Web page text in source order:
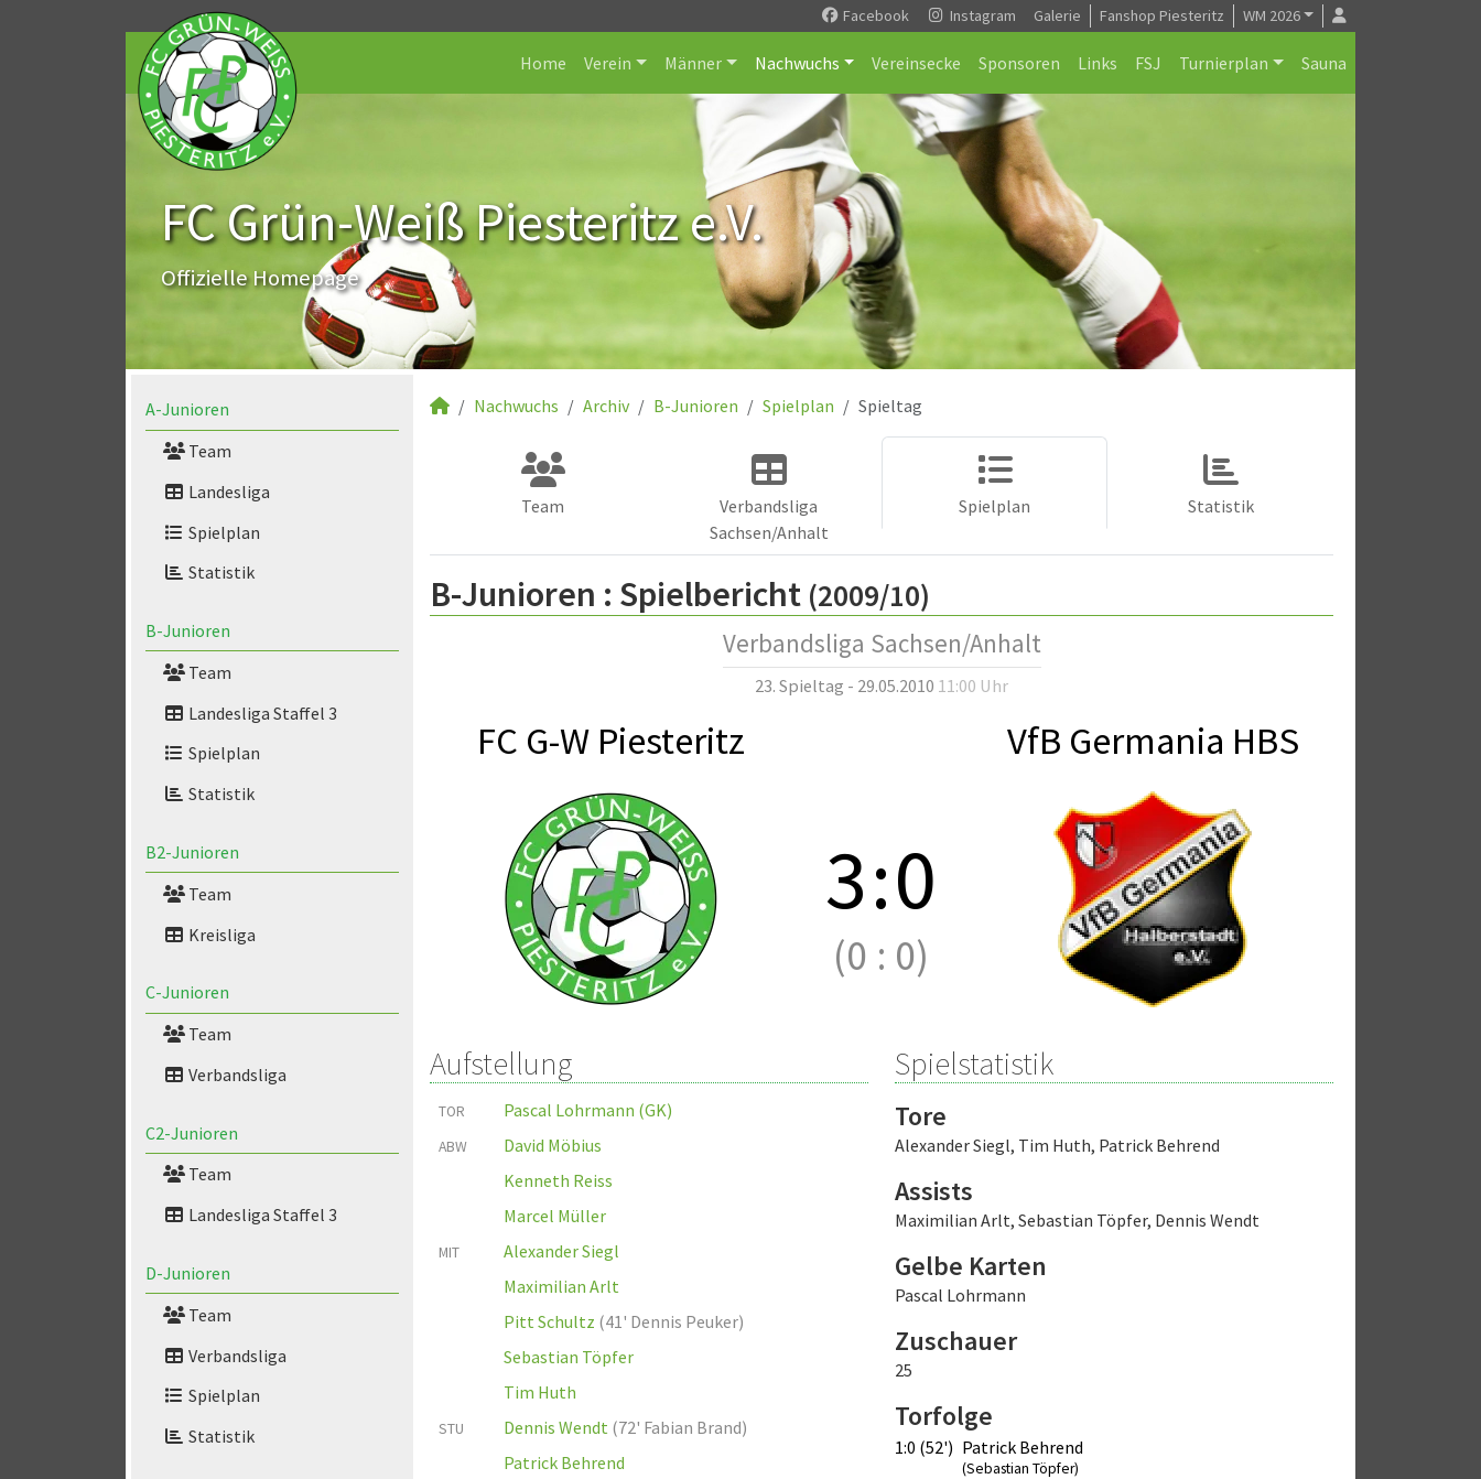
Facebook Instagram Galerie Fanshop Piesteritz WM 2026
Home Verein Männer Nachwuchs Vereinsecke Sponsoren Links FSJ Turnierplan Sauna
FC Grün-Weiß Piesteritz e.V.
Offizielle Homepage
A-Junioren
Team
Landesliga
Spielplan
Statistik
B-Junioren
Team
Landesliga Staffel 3
Spielplan
Statistik
B2-Junioren
Team
Kreisliga
C-Junioren
Team
Verbandsliga
C2-Junioren
Team
Landesliga Staffel 3
D-Junioren
Team
Verbandsliga
Spielplan
Statistik
Nachwuchs Archiv B-Junioren Spielplan Spieltag
Team
Verbandsliga
Sachsen/Anhalt
Spielplan Statistik
B-Junioren : Spielbericht (2009/10)
Verbandsliga Sachsen/Anhalt
23. Spieltag - 29.05.2010 11:00 Uhr
FC G-W Piesteritz VfB Germania HBS
3:0
(0 : 0)
Aufstellung
TOR Pascal Lohrmann (GK)
ABW
David Möbius
Kenneth Reiss
Marcel Müller
MIT
Alexander Siegl
Maximilian Arlt
Pitt Schultz (41' Dennis Peuker)
Sebastian Töpfer
Tim Huth
STU Dennis Wendt (72' Fabian Brand)
Patrick Behrend
Spielstatistik
Tore
Alexander Siegl, Tim Huth, Patrick Behrend
Assists
Maximilian Arlt, Sebastian Töpfer, Dennis Wendt
Gelbe Karten
Pascal Lohrmann
Zuschauer
25
Torfolge
1:0 (52') Patrick Behrend
(Sebastian Töpfer)